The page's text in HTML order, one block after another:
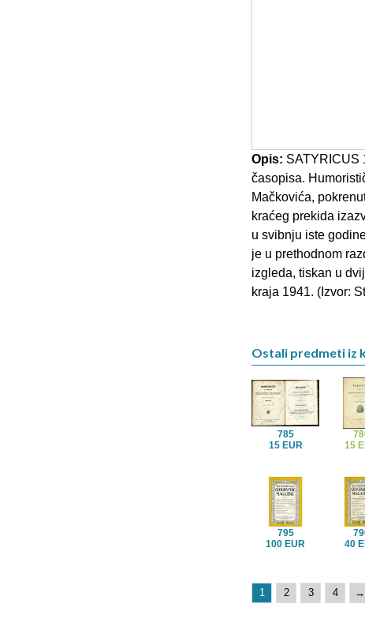
Opis: SATYRICUS
časopisa.
Mačkovića,
kraćeg prekida
u svibnju iste
je u prethodnom
izgleda, tiskan u
kraja 1941. (Izvor:
Ostali predmeti iz
785
15 EUR
15
795
100 EUR
40
1 2 3 4 →